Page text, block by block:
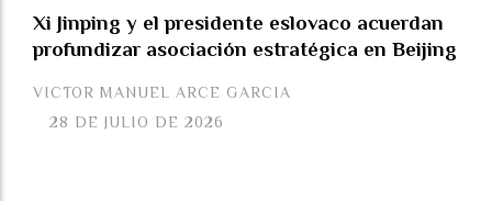
Xi Jinping y el presidente eslovaco acuerdan
profundizar asociación estratégica en Beijing
VICTOR MANUEL ARCE GARCIA
28 DE JULIO DE 2026